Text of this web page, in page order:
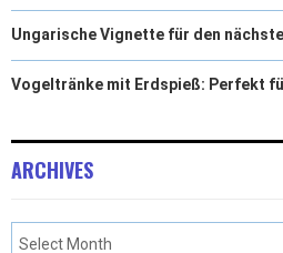
Ungarische Vignette für den
Vogeltränke mit Erdspieß: Perfekt
ARCHIVES